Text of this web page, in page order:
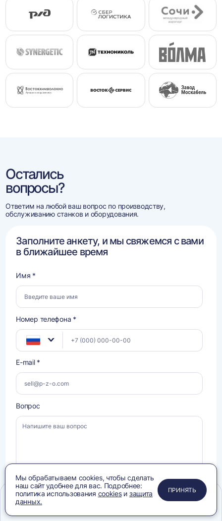
Остались
вопросы?
Ответим на любой ваш вопрос по производству,
обслуживанию станков и оборудования.
Заполните анкету, и мы свяжемся с вами
в ближайшее время
Имя *
Номер телефона *
E-mail *
Вопрос
согласиесогласен с условиямиПолитики конфиденциальности, ознакомлен с
ПРИМЕНИТЬ
ЗАКРЫТЬ
ЗАКРЫТЬ
ЗАКРЫТЬ
Мы обрабатываем cookies, чтобы сделать
наш сайт удобнее для вас. Подробнее:
политика использования cookiesи защита
данных.
ПРИНЯТЬ